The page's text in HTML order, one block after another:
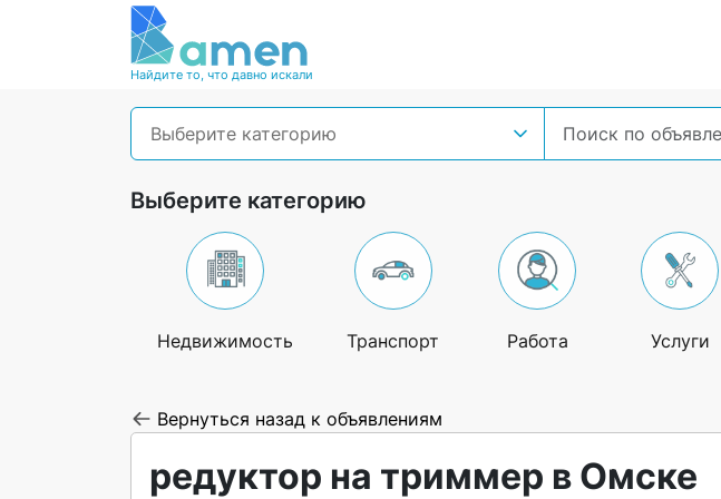
Найдите то, что давно искали
Выберите категорию
Выберите категорию
Недвижимость Транспорт Работа Услуги
Вернуться назад к объявлениям
редуктор на триммер в Омске